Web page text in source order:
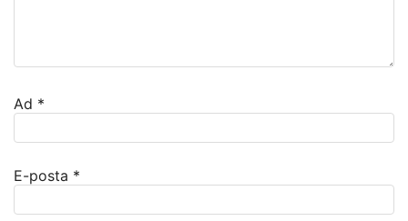
Ad *
E-posta *